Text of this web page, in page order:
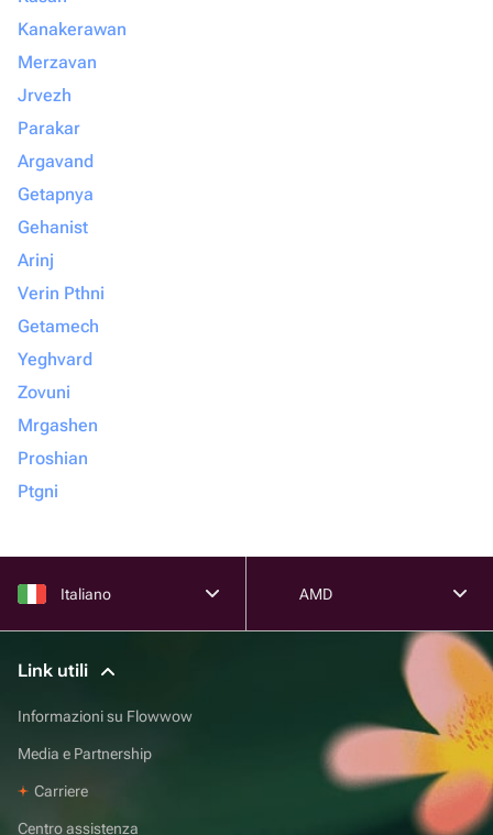
Kanakerawan
Merzavan
Jrvezh
Parakar
Argavand
Getapnya
Gehanist
Arinj
Verin Pthni
Getamech
Yeghvard
Zovuni
Mrgashen
Proshian
Ptgni
Italiano AMD
Link utili
Informazioni su Flowwow
Media e Partnership
Carriere
Centro assistenza